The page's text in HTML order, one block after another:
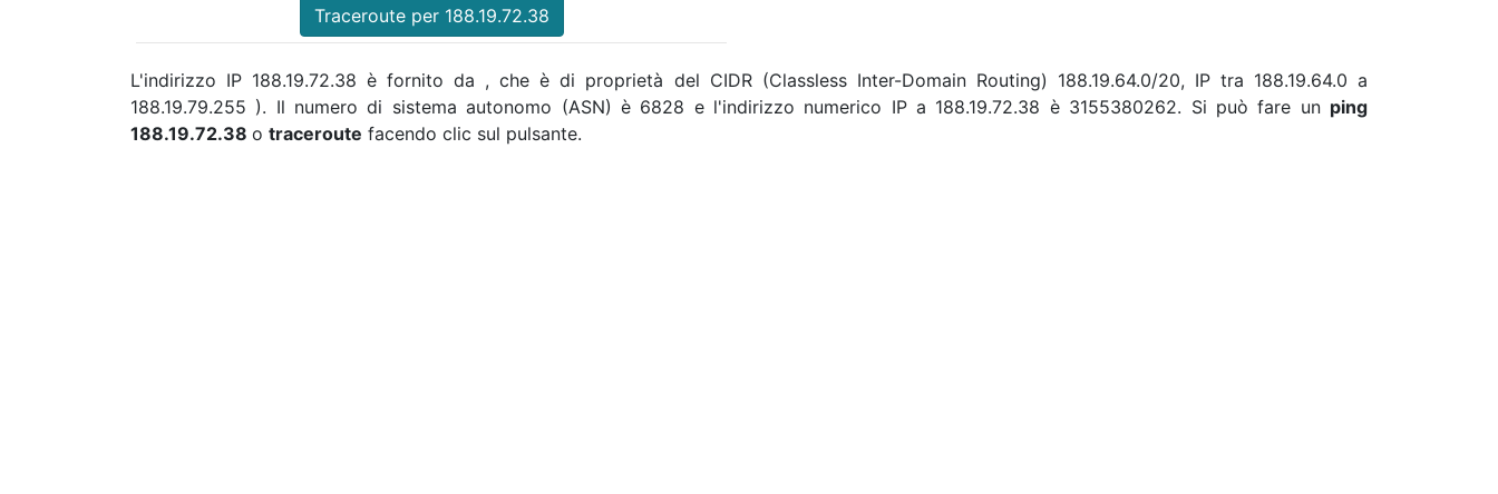
Traceroute per 188.19.72.38
L'indirizzo IP 188.19.72.38 è fornito da , che è di proprietà del CIDR (Classless Inter-Domain Routing) 188.19.64.0/20, IP tra 188.19.64.0 a
188.19.79.255 ). Il numero di sistema autonomo (ASN) è 6828 e l'indirizzo numerico IP a 188.19.72.38 è 3155380262. Si può fare un ping
188.19.72.38 o traceroute facendo clic sul pulsante.